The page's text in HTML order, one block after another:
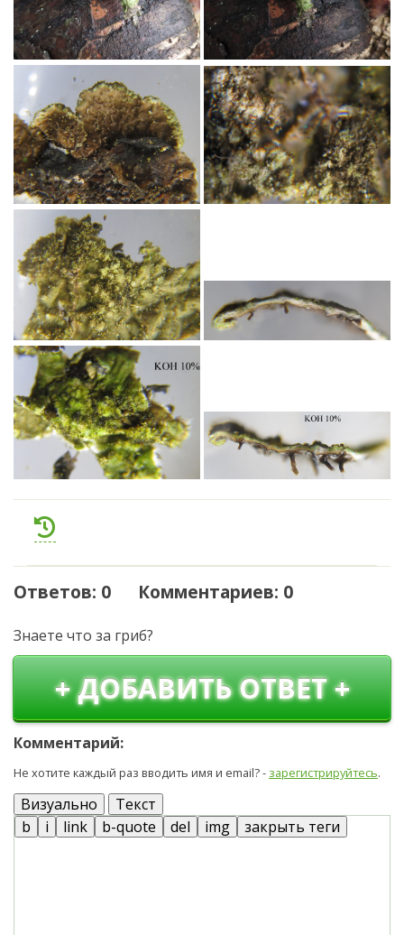
Ответов: 0 Комментариев: 0
Знаете что за гриб?
+ ДОБАВИТЬ ОТВЕТ +
Комментарий:
Не хотите каждый раз вводить имя и email? - зарегистрируйтесь.
Визуально Текст